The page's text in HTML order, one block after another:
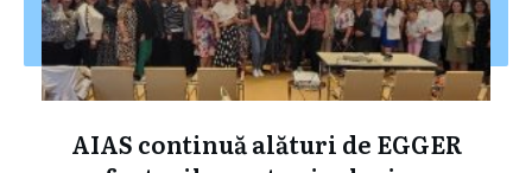
AIAS continuă alături de EGGER